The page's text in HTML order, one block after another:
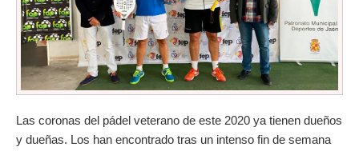
Las coronas del pádel veterano de este 2020 ya tienen dueños
y dueñas. Los han encontrado tras un intenso fin de semana